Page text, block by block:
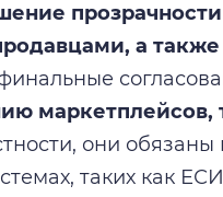
а
маркетплейсов,
они
таких как